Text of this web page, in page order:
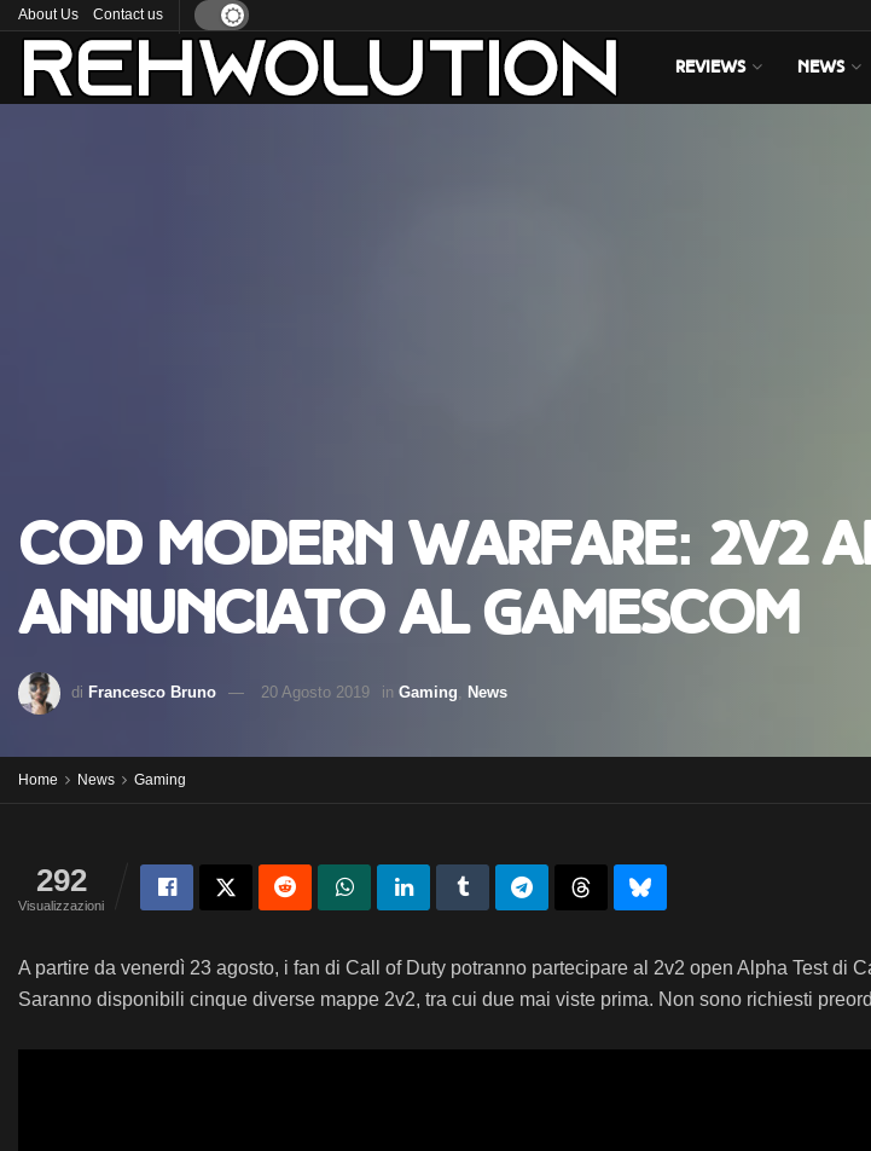
About Us Contact us
REVIEWS NEWS
CoD Modern Warfare: 2v2
annunciato al Gamescom
di Francesco Bruno 20 Agosto 2019 in Gaming News
Home News Gaming
292
Visualizzazioni
A partire da venerdì 23 agosto, i fan di Call of Duty potranno partecipare al 2v2 open Alpha Test di
Saranno disponibili cinque diverse mappe 2v2, tra cui due mai viste prima. Non sono richiesti